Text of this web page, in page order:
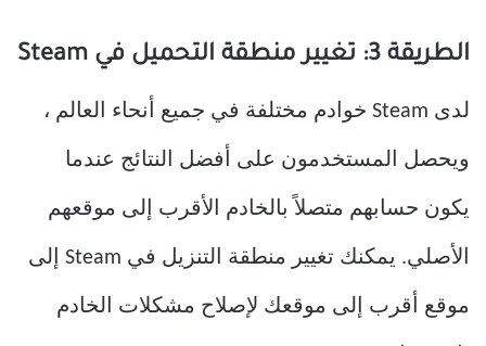
الطريقة 3: تغيير منطقة التحميل في Steam
لدى Steam خوادم مختلفة في جميع أنحاء العالم ،
ويحصل المستخدمون على أفضل النتائج عندما
يكون حسابهم متصلاً بالخادم الأقرب إلى موقعهم
الأصلي. يمكنك تغيير منطقة التنزيل في Steam إلى
موقع أقرب إلى موقعك لإصلاح مشكلات الخادم